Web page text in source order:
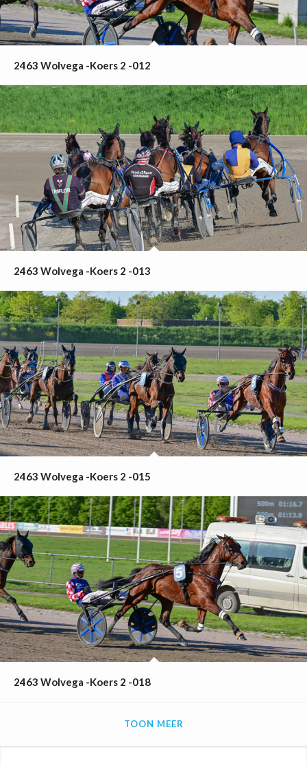
2463 Wolvega -Koers 2 -012
2463 Wolvega -Koers 2 -013
2463 Wolvega -Koers 2 -015
2463 Wolvega -Koers 2 -018
TOON MEER